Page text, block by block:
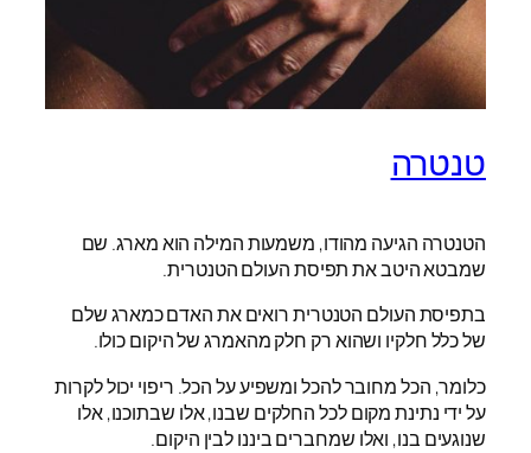
טנטרה
הטנטרה הגיעה מהודו, משמעות המילה הוא מארג. שם
שמבטא היטב את תפיסת העולם הטנטרית.
בתפיסת העולם הטנטרית רואים את האדם כמארג שלם
של כלל חלקיו ושהוא רק חלק מהאמרג של היקום כולו.
כלומר, הכל מחובר להכל ומשפיע על הכל. ריפוי יכול לקרות
על ידי נתינת מקום לכל החלקים שבנו, אלו שבתוכנו, אלו
שנוגעים בנו, ואלו שמחברים ביננו לבין היקום.